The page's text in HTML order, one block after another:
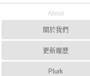
About
關於我們
更新履歷
Plurk